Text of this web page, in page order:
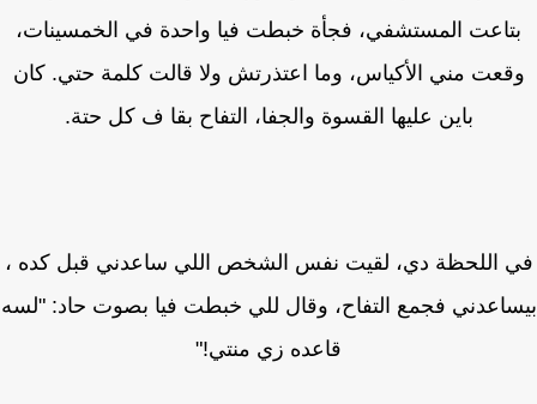
المستشفي، فجأة خبطت فيا واحدة في الخمسينات،
مني الأكياس، وما اعتذرتش ولا قالت كلمة حتي. كان
باين عليها القسوة والجفا، التفاح بقا ف كل حتة.
اللحظة دي، لقيت نفس الشخص اللي ساعدني قبل كده ،
فجمع التفاح، وقال للي خبطت فيا بصوت حاد: "لسه
قاعده زي منتي!"